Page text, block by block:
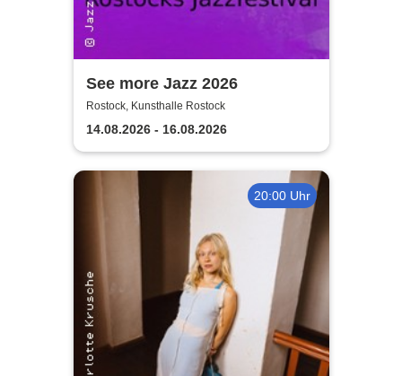
See more Jazz 2026
Rostock, Kunsthalle Rostock
14.08.2026 - 16.08.2026
20:00 Uhr